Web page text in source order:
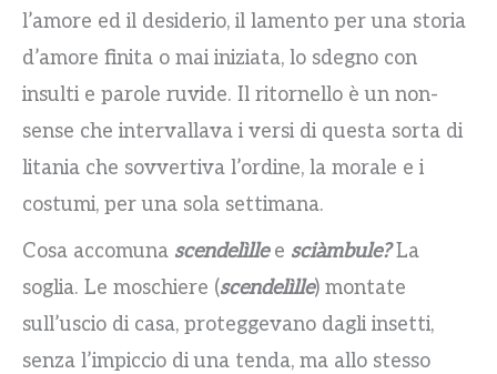
l’amore ed il desiderio, il lamento per una storia
d’amore finita o mai iniziata, lo sdegno con
insulti e parole ruvide. Il ritornello è un non-
sense che intervallava i versi di questa sorta di
litania che sovvertiva l’ordine, la morale e i
costumi, per una sola settimana.
Cosa accomuna scendelìllee sciàmbule?La
soglia. Le moschiere (scendelìlle) montate
sull’uscio di casa, proteggevano dagli insetti,
senza l’impiccio di una tenda, ma allo stesso